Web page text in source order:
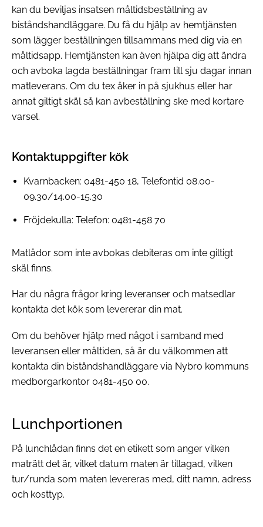
kan du beviljas insatsen måltidsbeställning av
biståndshandläggare. Du få du hjälp av hemtjänsten
som lägger beställningen tillsammans med dig via en
måltidsapp. Hemtjänsten kan även hjälpa dig att ändra
och avboka lagda beställningar fram till sju dagar innan
matleverans. Om du tex åker in på sjukhus eller har
annat giltigt skäl så kan avbeställning ske med kortare
varsel.
Kontaktuppgifter kök
Kvarnbacken: 0481-450 18, Telefontid 08.00-
09.30/14.00-15.30
Fröjdekulla: Telefon: 0481-458 70
Matlådor som inte avbokas debiteras om inte giltigt
skäl finns.
Har du några frågor kring leveranser och matsedlar
kontakta det kök som levererar din mat.
Om du behöver hjälp med något i samband med
leveransen eller måltiden, så är du välkommen att
kontakta din biståndshandläggare via Nybro kommuns
medborgarkontor 0481-450 00.
Lunchportionen
På lunchlådan finns det en etikett som anger vilken
maträtt det är, vilket datum maten är tillagad, vilken
tur/runda som maten levereras med, ditt namn, adress
och kosttyp.